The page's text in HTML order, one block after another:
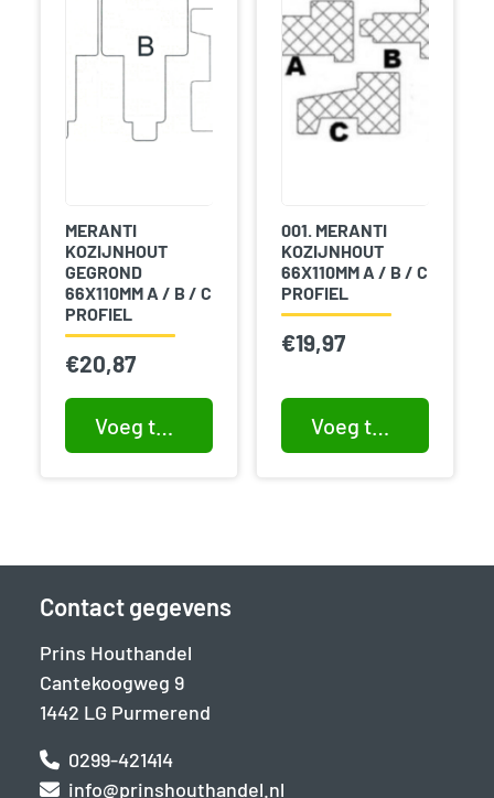
MERANTI
KOZIJNHOUT
GEGROND
66X110MM A / B / C
PROFIEL
€20,87
Voeg toe aan winkelwagen
001. MERANTI
KOZIJNHOUT
66X110MM A / B / C
PROFIEL
€19,97
Voeg toe aan winkelwagen
Contact gegevens
Prins Houthandel
Cantekoogweg 9
1442 LG Purmerend
0299-421414
info@prinshouthandel.nl